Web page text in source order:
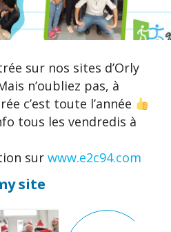
sur nos sites d’Orly
n’oubliez pas, à
c’est toute l’année
tous les vendredis à
sur www.e2c94.com
site